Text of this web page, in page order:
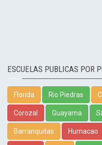
ESCUELAS PUBLICAS POR
Florida Rio Piedras
Corozal Guayama
Barranquitas Humacao